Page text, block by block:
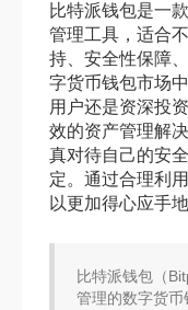
比特派钱包是一
管理工具，适合
持、安全性保障
字货币钱包市场
用户还是资深投
效的资产管理解
真对待自己的安
定。通过合理利
以更加得心应手
比特派钱包（
管理的数字货